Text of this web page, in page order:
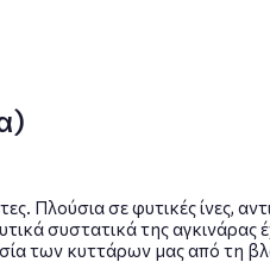
Πλούσια σε φυτικές ίνες,
συστατικά της αγκινάρας
των κυττάρων μας από τη